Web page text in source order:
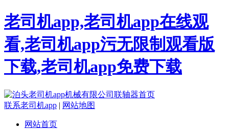
老司机app,老司机app在线观
看,老司机app污无限制观看版
下载,老司机app免费下载
联系老司机app | 网站地图
网站首页